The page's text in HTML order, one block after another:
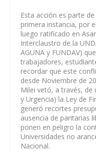
Esta acción es parte
primera instancia, por
luego ratificado en
Interclaustro de la
AGUNA y FUNDAV)
trabajadores,
recordar que este
desde Noviembre de
Milei vetó, a través, de
y Urgencia) la Ley de
generó recortes
ausencia de paritarias
ponen en peligro la
Universidades no
Nacional.